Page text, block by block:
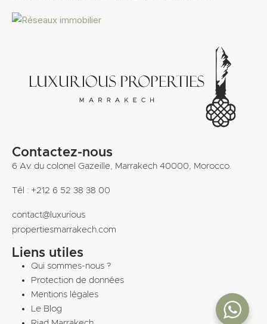
Contactez-nous
6 Av. du colonel Gazeille, Marrakech 40000, Morocco.
Tél : +212 6 52 38 38 00
contact@luxurious
propertiesmarrakech.com
Liens utiles
Qui sommes-nous ?
Protection de données
Mentions légales
Le Blog